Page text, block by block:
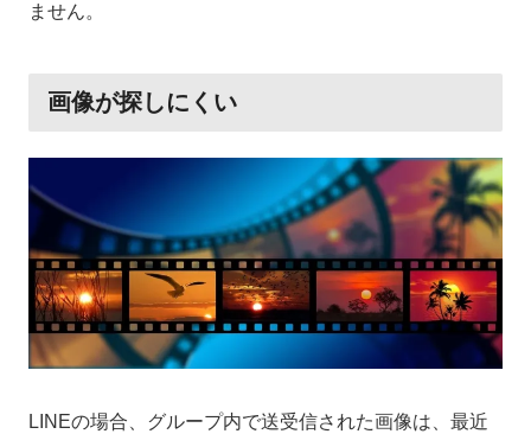
ません。
画像が探しにくい
LINEの場合、グループ内で送受信された画像は、最近